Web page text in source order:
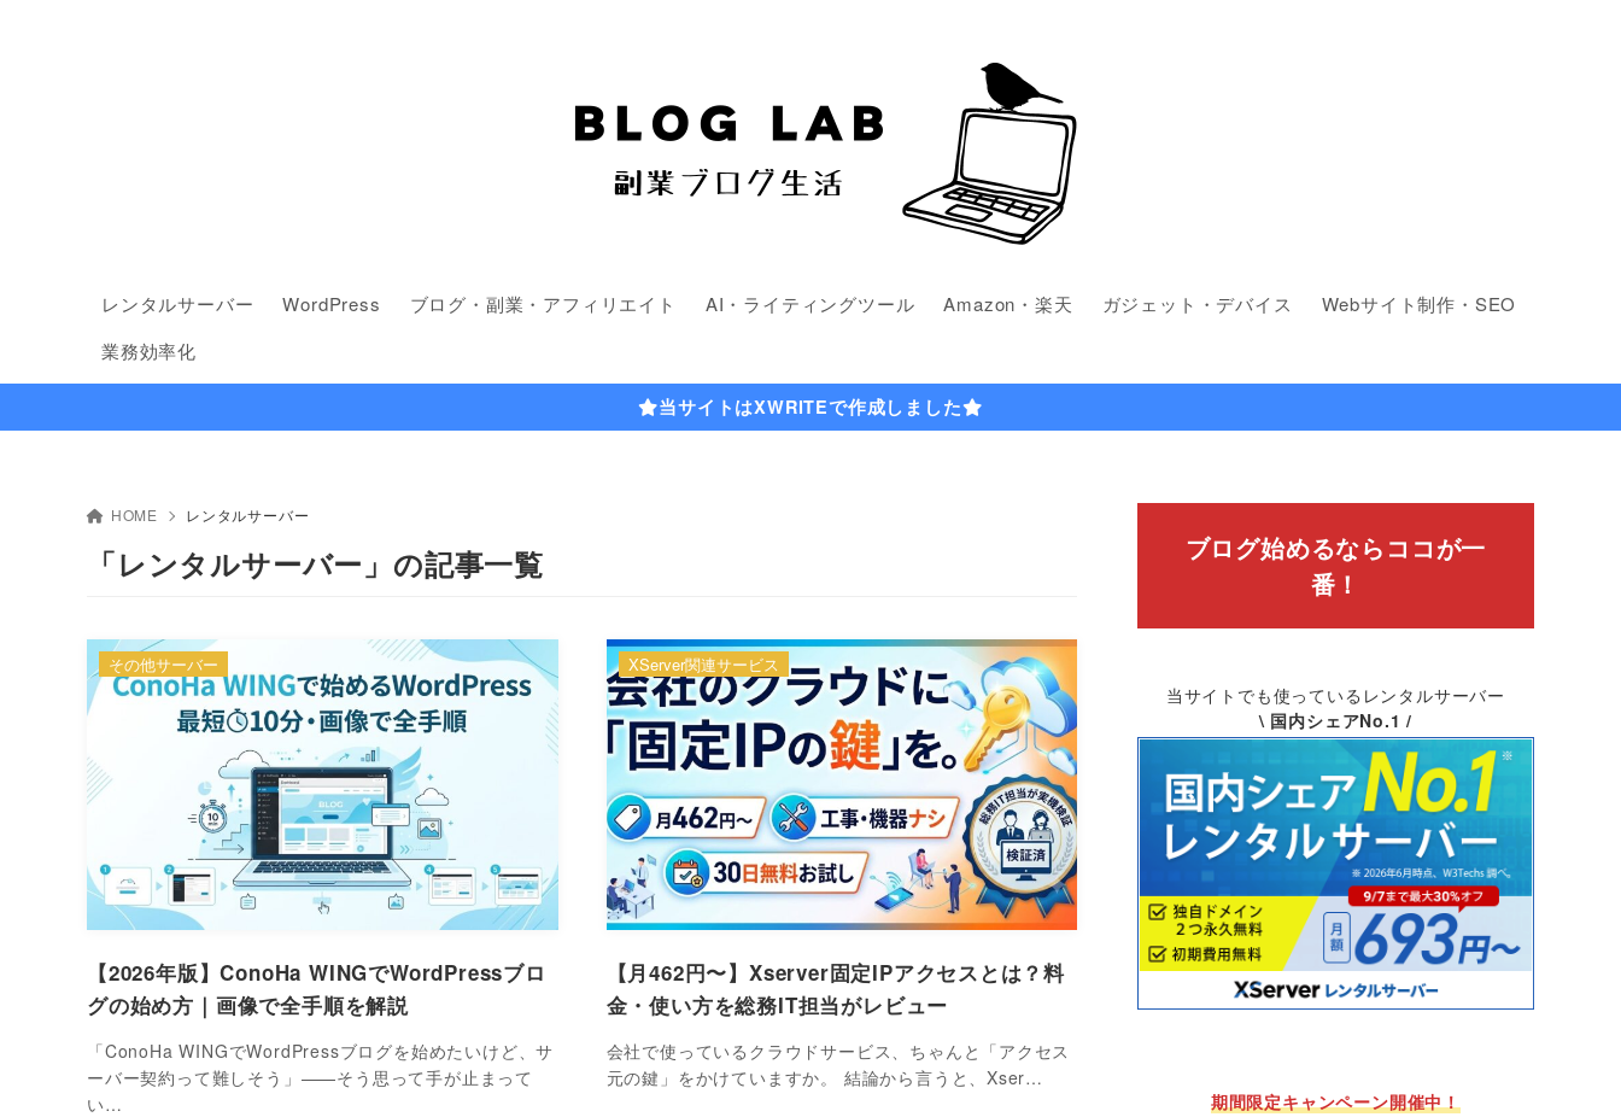
レンタルサーバー WordPress ブログ・副業・アフィリエイト AI・ライティングツール Amazon・楽天 ガジェット・デバイス
Webサイト制作・SEO
業務効率化
当サイトはXWRITEで作成しました
HOME レンタルサーバー
「レンタルサーバー」の記事一覧
【2026年版】ConoHa WINGでWordPressブロ
グの始め方｜画像で全手順を解説
「ConoHa WINGでWordPressブログを始めたいけど、サ
ーバー契約って難しそう」——そう思って手が止まって
い…
その他サーバー
【月462円〜】Xserver固定IPアクセスとは？料
金・使い方を総務IT担当がレビュー
会社で使っているクラウドサービス、ちゃんと「アクセス
元の鍵」をかけていますか。 結論から言うと、Xser…
XServer関連サービス
ブログ始めるならココが一
番！
当サイトでも使っているレンタルサーバー
\ 国内シェアNo.1 /
期間限定キャンペーン開催中！